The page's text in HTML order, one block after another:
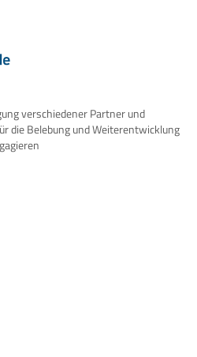
verschiedener Partner und
die Belebung und Weiterentwicklung